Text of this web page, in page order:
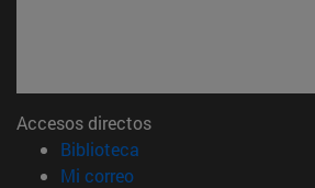
Accesos directos
Biblioteca
Mi correo(abre en nueva ventana)